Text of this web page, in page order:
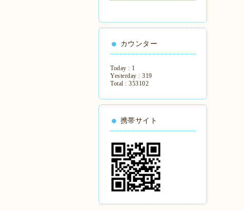
カウンター
Today : 1
Yesterday : 319
Total : 353102
携帯サイト